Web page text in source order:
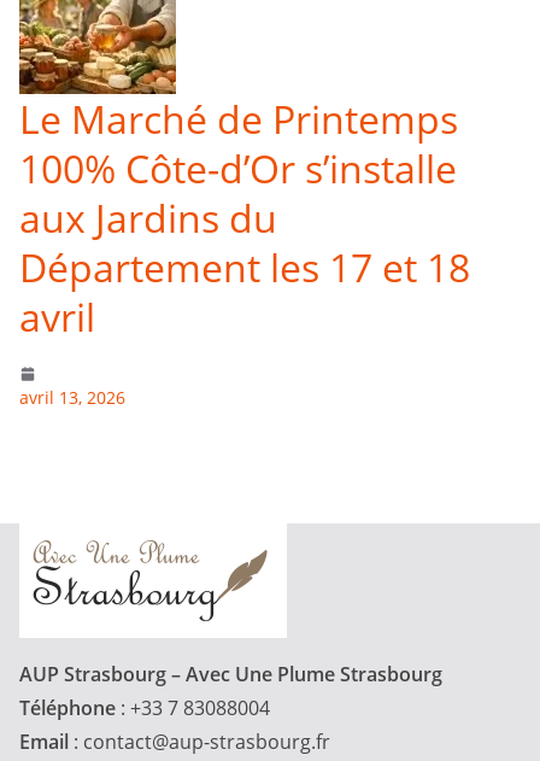
Le Marché de Printemps
100% Côte-d’Or s’installe
aux Jardins du
Département les 17 et 18
avril
avril 13, 2026
AUP Strasbourg – Avec Une Plume Strasbourg
Téléphone : +33 7 83088004
Email : contact@aup-strasbourg.fr